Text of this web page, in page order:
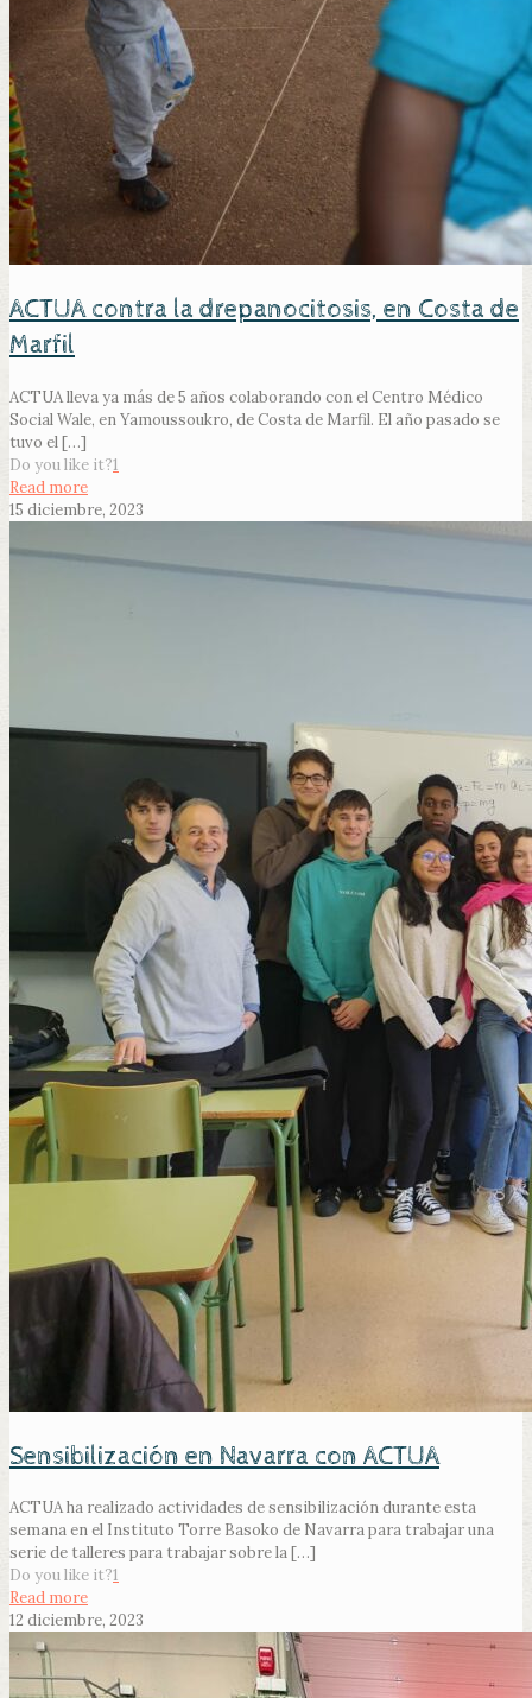
ACTUA contra la drepanocitosis, en Costa de
Marfil
ACTUA lleva ya más de 5 años colaborando con el Centro Médico
Social Wale, en Yamoussoukro, de Costa de Marfil. El año pasado se
tuvo el[…]
Do you like it?1
Read more
15 diciembre, 2023
Sensibilización en Navarra con ACTUA
ACTUA ha realizado actividades de sensibilización durante esta
semana en el Instituto Torre Basoko de Navarra para trabajar una
serie de talleres para trabajar sobre la[…]
Do you like it?1
Read more
12 diciembre, 2023